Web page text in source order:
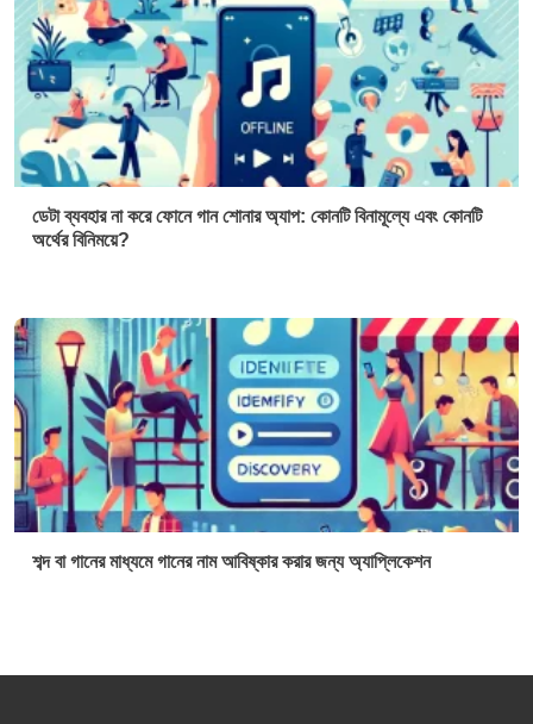
ডেটা ব্যবহার না করে ফোনে গান শোনার অ্যাপ: কোনটি বিনামূল্যে এবং কোনটি
অর্থের বিনিময়ে?
শব্দ বা গানের মাধ্যমে গানের নাম আবিষ্কার করার জন্য অ্যাপ্লিকেশন